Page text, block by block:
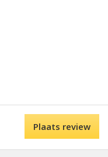
Plaats review